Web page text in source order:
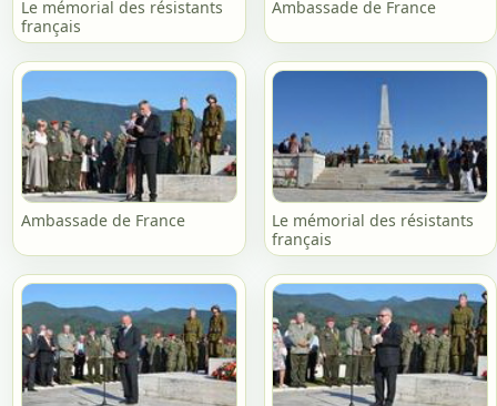
Le mémorial des résistants
français
Ambassade de France
Ambassade de France
Le mémorial des résistants
français